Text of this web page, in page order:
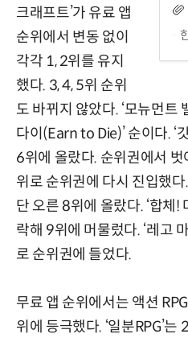
크래프트’가 유료 앱
순위에서 변동 없이
각각 1, 2위를 유지
했다. 3, 4, 5위 순위
도 바뀌지 않았다. ‘모뉴먼트
다이(Earn to Die)’ 순이다. ‘
6위에 올랐다. 순위권에서 벗
위로 순위권에 다시 진입했다.
단 오른 8위에 올랐다. ‘합체!
락해 9위에 머물렀다. ‘레고
로 순위권에 들었다.
무료 앱 순위에서는 액션
위에 등극했다. ‘일분RPG’